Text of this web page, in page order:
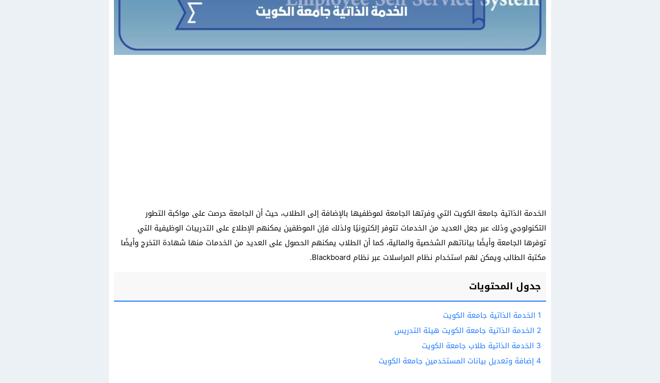
الخدمة الذاتية جامعة الكويت التي وفرتها الجامعة لموظفيها بالإضافة إلى الطلاب، حيث أن الجامعة حرصت على مواكبة التطور
التكنولوجي وذلك عبر جعل العديد من الخدمات تتوفر إلكترونيًا ولذلك فإن الموظفين يمكنهم الإطلاع على التدريبات الوظيفية التي
توفرها الجامعة وأيضًا بياناتهم الشخصية والمالية، كما أن الطلاب يمكنهم الحصول على العديد من الخدمات منها شهادة التخرج وأيضًا
مكتبة الطالب ويمكن لهم استخدام نظام المراسلات عبر نظام Blackboard.
جدول المحتويات
1 الخدمة الذاتية جامعة الكويت
2 الخدمة الذاتية جامعة الكويت هيئة التدريس
3 الخدمة الذاتية طلاب جامعة الكويت
4إضافة وتعديل بيانات المستخدمين جامعة الكويت